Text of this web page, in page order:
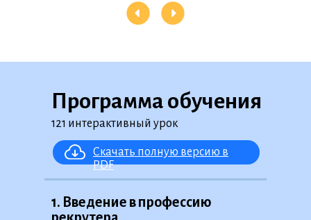
Обновления будут доступны в январе
Поиск специалистов в сфере IT
121 интерактивный урок
1. Введение в профессию
Скачать полную версию в
PDF
Программа обучения